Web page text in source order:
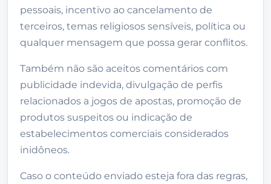
pessoais, incentivo ao cancelamento de
terceiros, temas religiosos sensíveis, política ou
qualquer mensagem que possa gerar conflitos.
Também não são aceitos comentários com
publicidade indevida, divulgação de perfis
relacionados a jogos de apostas, promoção de
produtos suspeitos ou indicação de
estabelecimentos comerciais considerados
inidôneos.
Caso o conteúdo enviado esteja fora das regras,